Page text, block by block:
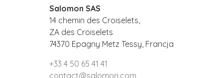
Salomon SAS
14 chemin des Croiselets,
ZA des Croiselets
74370 Epagny Metz Tessy, Francja
+33 4 50 65 41 41
contact@salomon.com